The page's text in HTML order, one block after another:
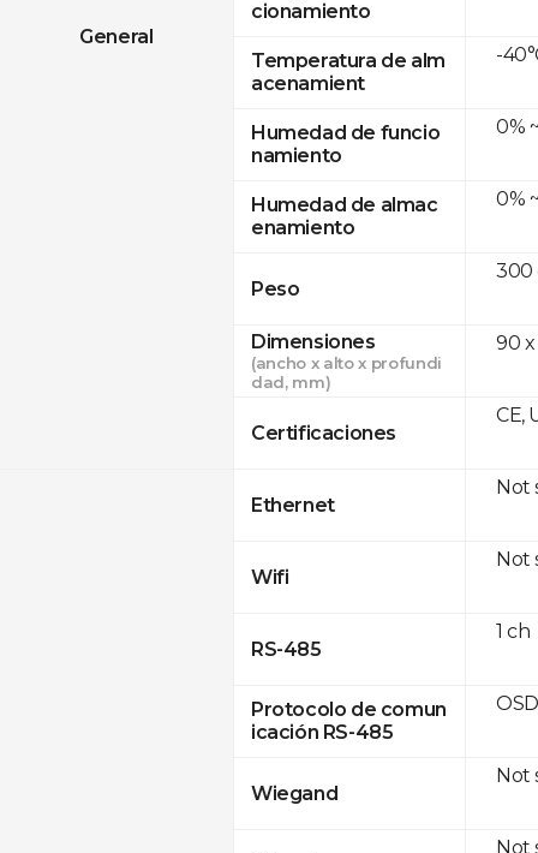
General
cionamiento
Temperatura de alm
acenamient
Humedad de funcio
namiento
Humedad de almac
enamiento
Peso
Dimensiones
(ancho x alto x profundi
dad, mm)
Certificaciones
Ethernet
Wifi
RS-485
Protocolo de comun
icación RS-485
Wiegand
-
0%
0%
300
90 x
CE,
Not
Not
1 ch
Not
Not